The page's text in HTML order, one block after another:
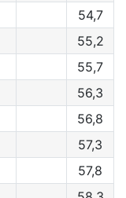
54,7
55,2
55,7
56,3
56,8
57,3
57,8